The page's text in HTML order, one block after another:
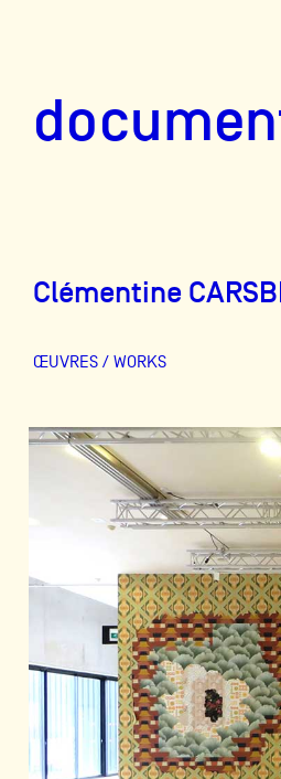
Actions
Clémentine
ŒUVRES / WORKS